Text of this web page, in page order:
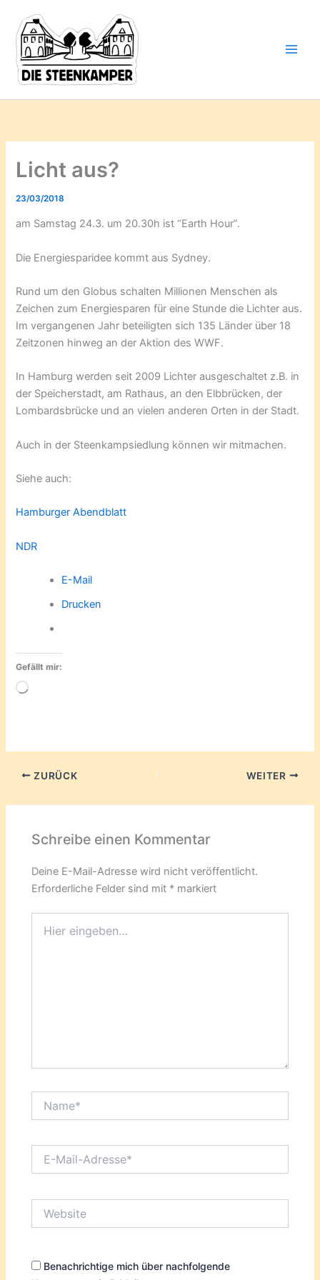
Inhalt
springen
Licht aus?
23/03/2018
am Samstag 24.3. um 20.30h ist “Earth Hour”.
Die Energiesparidee kommt aus Sydney.
Rund um den Globus schalten Millionen Menschen als
Zeichen zum Energiesparen für eine Stunde die Lichter aus.
Im vergangenen Jahr beteiligten sich 135 Länder über 18
Zeitzonen hinweg an der Aktion des WWF.
In Hamburg werden seit 2009 Lichter ausgeschaltet z.B. in
der Speicherstadt, am Rathaus, an den Elbbrücken, der
Lombardsbrücke und an vielen anderen Orten in der Stadt.
Auch in der Steenkampsiedlung können wir mitmachen.
Siehe auch:
Hamburger Abendblatt
NDR
E-Mail
Drucken
Gefällt mir:
Wird
ZURÜCK WEITER
Schreibe einen Kommentar
Deine E-Mail-Adresse wird nicht veröffentlicht.
Erforderliche Felder sind mit * markiert
eingeben…
Mail-
Benachrichtige mich über nachfolgende
deine
Mail-
Adresse
ein ...